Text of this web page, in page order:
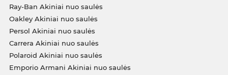
Ray-Ban Akiniai nuo saulės
Oakley Akiniai nuo saulės
Persol Akiniai nuo saulės
Carrera Akiniai nuo saulės
Polaroid Akiniai nuo saulės
Emporio Armani Akiniai nuo saulės